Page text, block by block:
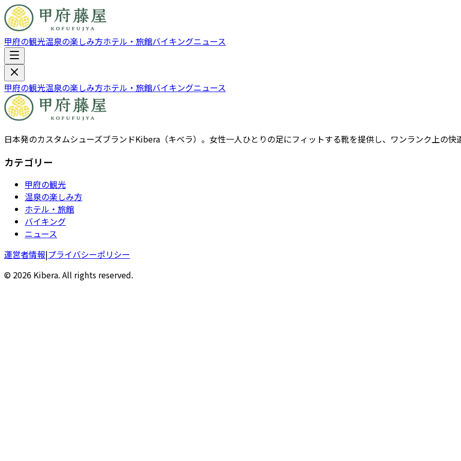
甲府の観光温泉の楽しみ方ホテル・旅館バイキングニュース
甲府の観光温泉の楽しみ方ホテル・旅館バイキングニュース
日本発のカスタムシューズブランドKibera（キベラ）。女性一人ひとりの足にフィットする靴を提供し、ワンランク上の快
カテゴリー
甲府の観光
温泉の楽しみ方
ホテル・旅館
バイキング
ニュース
運営者情報|プライバシーポリシー
© 2026 Kibera. All rights reserved.